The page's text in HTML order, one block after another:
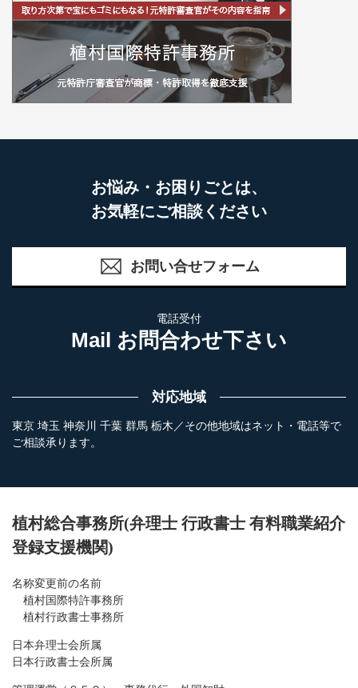
お悩み・お困りごとは、
お気軽にご相談ください
お問い合せフォーム
電話受付
Mail お問合わせ下さい
対応地域
東京 埼玉 神奈川 千葉 群馬 栃木／その他地域はネット・電話等で
ご相談承ります。
植村総合事務所(弁理士 行政書士 有料職業紹介
登録支援機関)
名称変更前の名前
植村国際特許事務所
植村行政書士事務所
日本弁理士会所属
日本行政書士会所属